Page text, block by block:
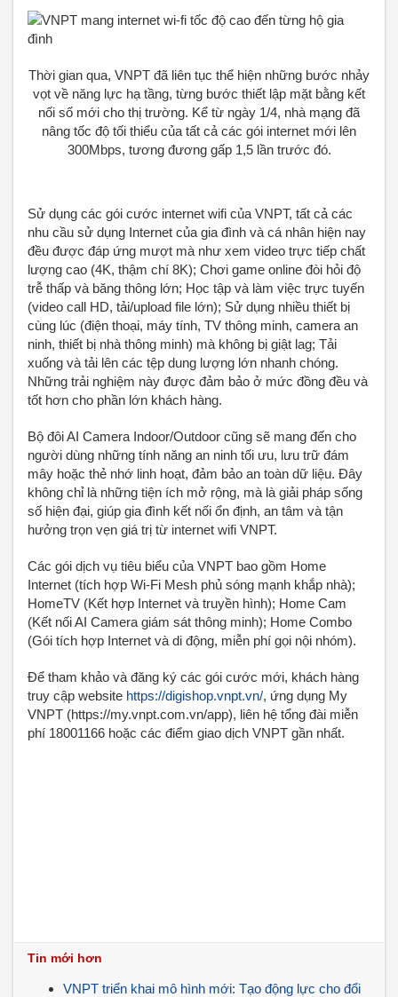
Thời gian qua, VNPT đã liên tục thể hiện những bước nhảy
vọt về năng lực hạ tầng, từng bước thiết lập mặt bằng kết
nối số mới cho thị trường. Kể từ ngày 1/4, nhà mạng đã
nâng tốc độ tối thiểu của tất cả các gói internet mới lên
300Mbps, tương đương gấp 1,5 lần trước đó.
Sử dụng các gói cước internet wifi của VNPT, tất cả các
nhu cầu sử dụng Internet của gia đình và cá nhân hiện nay
đều được đáp ứng mượt mà như xem video trực tiếp chất
lượng cao (4K, thậm chí 8K); Chơi game online đòi hỏi độ
trễ thấp và băng thông lớn; Học tập và làm việc trực tuyến
(video call HD, tải/upload file lớn); Sử dụng nhiều thiết bị
cùng lúc (điện thoại, máy tính, TV thông minh, camera an
ninh, thiết bị nhà thông minh) mà không bị giật lag; Tải
xuống và tải lên các tệp dung lượng lớn nhanh chóng.
Những trải nghiệm này được đảm bảo ở mức đồng đều và
tốt hơn cho phần lớn khách hàng.
Bộ đôi AI Camera Indoor/Outdoor cũng sẽ mang đến cho
người dùng những tính năng an ninh tối ưu, lưu trữ đám
mây hoặc thẻ nhớ linh hoạt, đảm bảo an toàn dữ liệu. Đây
không chỉ là những tiện ích mở rộng, mà là giải pháp sống
số hiện đại, giúp gia đình kết nối ổn định, an tâm và tận
hưởng trọn vẹn giá trị từ internet wifi VNPT.
Các gói dịch vụ tiêu biểu của VNPT bao gồm Home
Internet (tích hợp Wi-Fi Mesh phủ sóng mạnh khắp nhà);
HomeTV (Kết hợp Internet và truyền hình); Home Cam
(Kết nối AI Camera giám sát thông minh); Home Combo
(Gói tích hợp Internet và di động, miễn phí gọi nội nhóm).
Để tham khảo và đăng ký các gói cước mới, khách hàng
truy cập website https://digishop.vnpt.vn/, ứng dụng My
VNPT (https://my.vnpt.com.vn/app), liên hệ tổng đài miễn
phí 18001166 hoặc các điểm giao dịch VNPT gần nhất.
Tin mới hơn
VNPT triển khai mô hình mới: Tạo động lực cho đổi